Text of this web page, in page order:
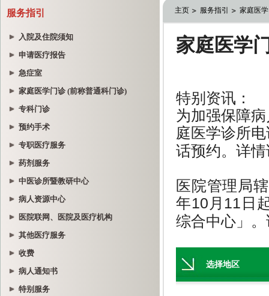
服务指引
入院及住院须知
申请医疗报告
急症室
家庭医学门诊 (前称普通科门诊)
专科门诊
预约手术
专职医疗服务
药剂服务
中医诊所暨教研中心
病人资源中心
医院联网、医院及医疗机构
其他医疗服务
收费
病人通知书
特别服务
主页 服务指引 家庭医